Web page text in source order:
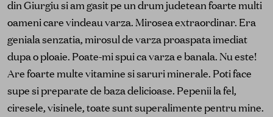
din Giurgiu si am gasit pe un drum judetean foarte multi
oameni care vindeau varza. Mirosea extraordinar. Era
geniala senzatia, mirosul de varza proaspata imediat
dupa o ploaie. Poate-mi spui ca varza e banala. Nu este!
Are foarte multe vitamine si saruri minerale. Poti face
supe si preparate de baza delicioase. Pepenii la fel,
ciresele, visinele, toate sunt superalimente pentru mine.